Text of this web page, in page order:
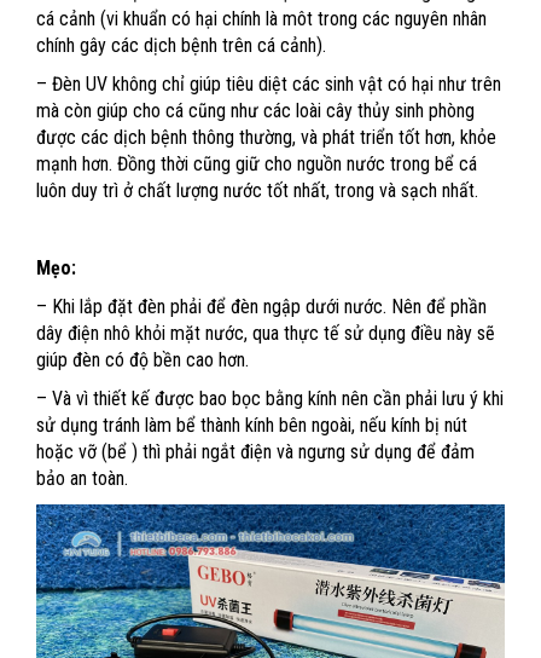
cá cảnh (vi khuẩn có hại chính là môt trong các nguyên nhân
chính gây các dịch bệnh trên cá cảnh).
– Đèn UV không chỉ giúp tiêu diệt các sinh vật có hại như trên
mà còn giúp cho cá cũng như các loài cây thủy sinh phòng
được các dịch bệnh thông thường, và phát triển tốt hơn, khỏe
mạnh hơn. Đồng thời cũng giữ cho nguồn nước trong bể cá
luôn duy trì ở chất lượng nước tốt nhất, trong và sạch nhất.
Mẹo:
– Khi lắp đặt đèn phải để đèn ngập dưới nước. Nên để phần
dây điện nhô khỏi mặt nước, qua thực tế sử dụng điều này sẽ
giúp đèn có độ bền cao hơn.
– Và vì thiết kế được bao bọc bằng kính nên cần phải lưu ý khi
sử dụng tránh làm bể thành kính bên ngoài, nếu kính bị nút
hoặc vỡ (bể ) thì phải ngắt điện và ngưng sử dụng để đảm
bảo an toàn.